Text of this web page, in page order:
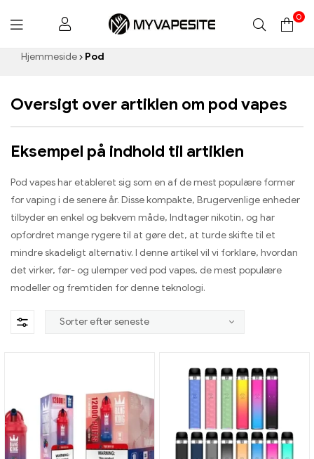
0
Hjemmeside Pod
Oversigt over artiklen om pod vapes
Eksempel på indhold til artiklen
Pod vapes har etableret sig som en af ​​de mest populære former
for vaping i de senere år. Disse kompakte, Brugervenlige enheder
tilbyder en enkel og bekvem måde, Indtager nikotin, og har
opfordret mange rygere til at gøre det, at turde skifte til et
mindre skadeligt alternativ. I denne artikel vil vi forklare, hvordan
det virker, før- og ulemper ved pod vapes, de mest populære
modeller og fremtiden for denne teknologi.